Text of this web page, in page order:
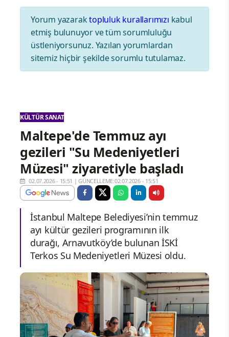
Yorum yazaraktopluluk kurallarımızı kabul
etmiş bulunuyor ve tüm sorumluluğu
üstleniyorsunuz. Yazılan yorumlardan
sitemiz hiçbir şekilde sorumlu tutulamaz.
KÜLTÜR SANAT
Maltepe'de Temmuz ayı
gezileri "Su Medeniyetleri
Müzesi" ziyaretiyle başladı
02.07.2026 - 15:51 |GÜNCELLEME:02.07.2026 - 15:51
İstanbul Maltepe Belediyesi’nin temmuz
ayı kültür gezileri programının ilk
durağı, Arnavutköy’de bulunan İSKİ
Terkos Su Medeniyetleri Müzesi oldu.